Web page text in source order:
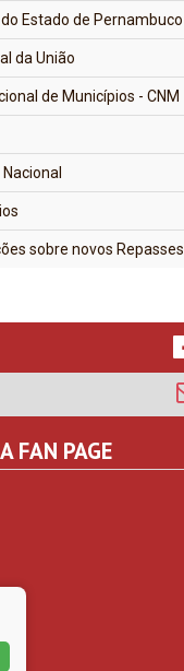
Estado de Pernambuco
da União
de Municípios - CNM
sobre novos Repasses
FAN PAGE